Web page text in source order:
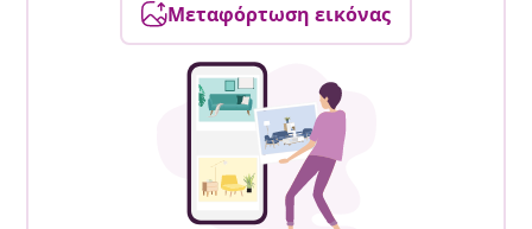
Μεταφόρτωση εικόνας